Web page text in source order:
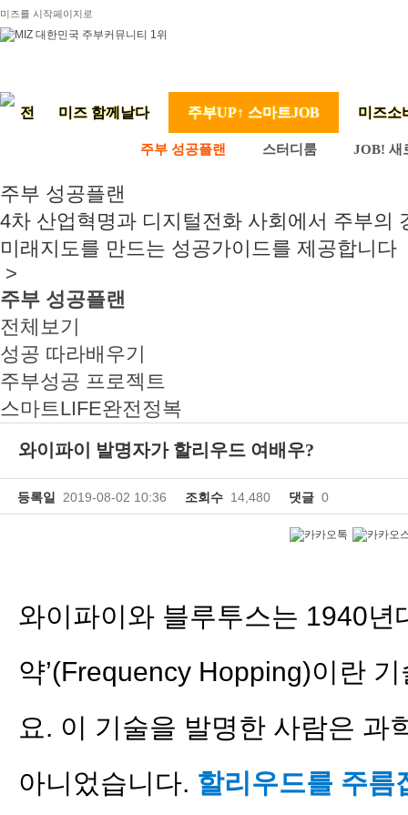
미즈를 시작페이지로
미즈 함께날다 주부UP↑ 스마트JOB 미즈소
주부 성공플랜 스터디룸 JOB! 새
주부 성공플랜
4차 산업혁명과 디지털전화 사회에서 주부의
미래지도를 만드는 성공가이드를 제공합니다
>
주부 성공플랜
전체보기
성공 따라배우기
주부성공 프로젝트
스마트LIFE완전정복
와이파이 발명자가 할리우드 여배우?
등록일 2019-08-02 10:36 조회수 14,480 댓글 0
와이파이와 블루투스는 1940년
약’(Frequency Hopping)이란
요. 이 기술을 발명한 사람은 과
아니었습니다. 할리우드를 주름